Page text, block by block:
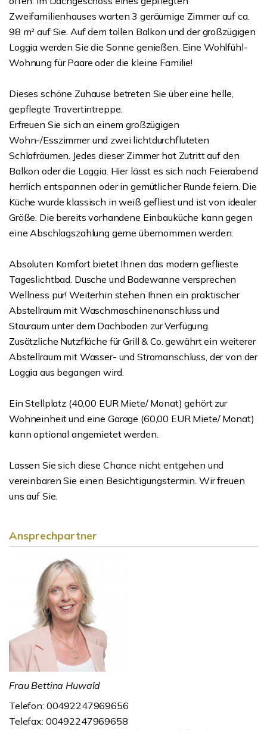
Zweifamilienhauses warten 3 geräumige Zimmer auf ca.
98 m² auf Sie. Auf dem tollen Balkon und der großzügigen
Loggia werden Sie die Sonne genießen. Eine Wohlfühl-
Wohnung für Paare oder die kleine Familie!
Dieses schöne Zuhause betreten Sie über eine helle,
gepflegte Travertintreppe.
Erfreuen Sie sich an einem großzügigen
Wohn-/Esszimmer und zwei lichtdurchfluteten
Schlafräumen. Jedes dieser Zimmer hat Zutritt auf den
Balkon oder die Loggia. Hier lässt es sich nach Feierabend
herrlich entspannen oder in gemütlicher Runde feiern. Die
Küche wurde klassisch in weiß gefliest und ist von idealer
Größe. Die bereits vorhandene Einbauküche kann gegen
eine Abschlagszahlung gerne übernommen werden.
Absoluten Komfort bietet Ihnen das modern geflieste
Tageslichtbad. Dusche und Badewanne versprechen
Wellness pur! Weiterhin stehen Ihnen ein praktischer
Abstellraum mit Waschmaschinenanschluss und
Stauraum unter dem Dachboden zur Verfügung.
Zusätzliche Nutzfläche für Grill & Co. gewährt ein weiterer
Abstellraum mit Wasser- und Stromanschluss, der von der
Loggia aus begangen wird.
Ein Stellplatz (40,00 EUR Miete/ Monat) gehört zur
Wohneinheit und eine Garage (60,00 EUR Miete/ Monat)
kann optional angemietet werden.
Lassen Sie sich diese Chance nicht entgehen und
vereinbaren Sie einen Besichtigungstermin. Wir freuen
uns auf Sie.
Ansprechpartner
Frau Bettina Huwald
Telefon: 00492247969656
Telefax: 00492247969658